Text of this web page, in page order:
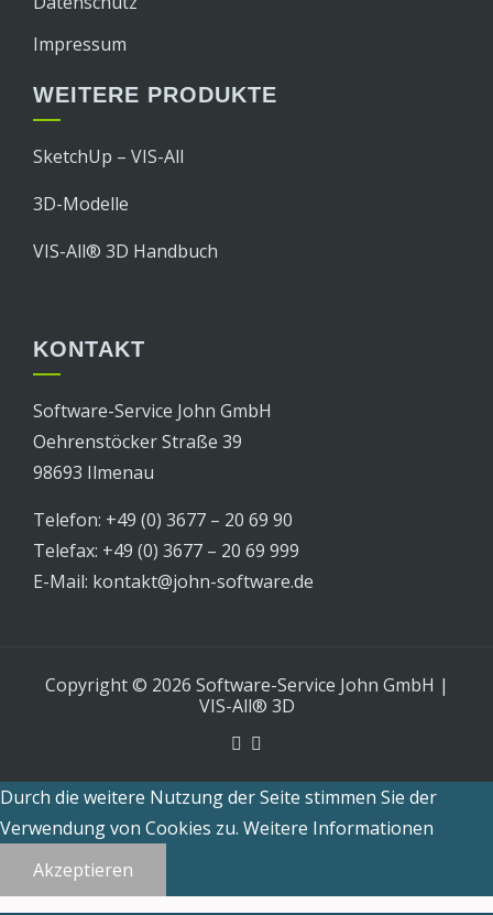
Impressum
WEITERE PRODUKTE
SketchUp – VIS-All
3D-Modelle
VIS-All® 3D Handbuch
KONTAKT
Software-Service John GmbH
Oehrenstöcker Straße 39
98693 Ilmenau
Telefon: +49 (0) 3677 – 20 69 90
Telefax: +49 (0) 3677 – 20 69 999
E-Mail: kontakt@john-software.de
Copyright © 2026 Software-Service John GmbH |
VIS-All® 3D
Durch die weitere Nutzung der Seite stimmen Sie der
Verwendung von Cookies zu. Weitere Informationen
Akzeptieren